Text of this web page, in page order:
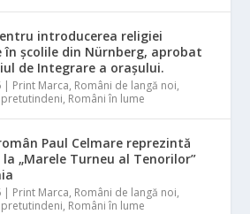
introducerea religiei
în școlile din Nürnberg, aprobat
de Integrare a orașului.
| Print Marca, Români de langă noi,
, Români în lume
Paul Celmare reprezintă
la „Marele Turneu al Tenorilor”
| Print Marca, Români de langă noi,
, Români în lume